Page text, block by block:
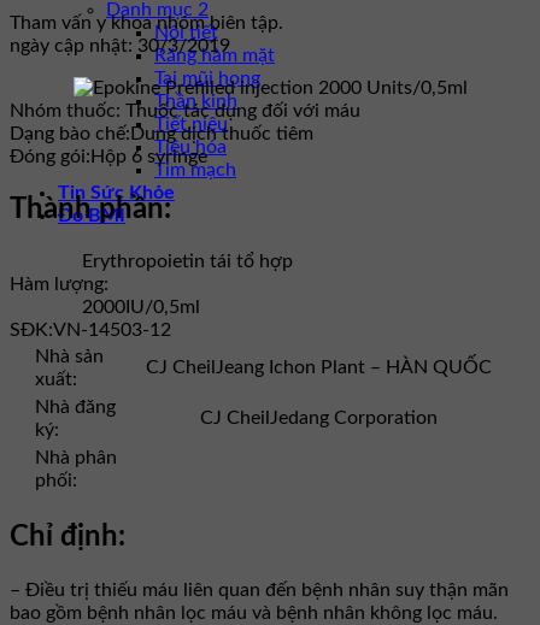
Danh mục 2
Nội tiết
Răng hàm mặt
Tai mũi họng
Thần kinh
Tiết niệu
Tiêu hóa
Tim mạch
Tin Sức Khỏe
Đo BMI
Tham vấn y khoa nhóm biên tập.
ngày cập nhật: 30/3/2019
Nhóm thuốc: Thuốc tác dụng đối với máu
Dạng bào chế: Dung dịch thuốc tiêm
Đóng gói: Hộp 6 syringe
Thành phần:
Erythropoietin tái tổ hợp
Hàm lượng:
2000IU/0,5ml
SĐK:VN-14503-12
Nhà sản
xuất:
CJ CheilJeang Ichon Plant – HÀN QUỐC
Nhà đăng
ký:
CJ CheilJedang Corporation
Nhà phân
phối:
Chỉ định:
– Điều trị thiếu máu liên quan đến bệnh nhân suy thận mãn
bao gồm bệnh nhân lọc máu và bệnh nhân không lọc máu.